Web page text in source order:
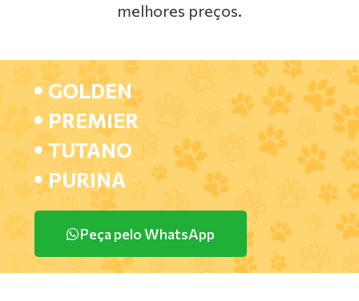
melhores preços.
GOLDEN
PREMIER
TUTANO
PURINA
Peça pelo WhatsApp